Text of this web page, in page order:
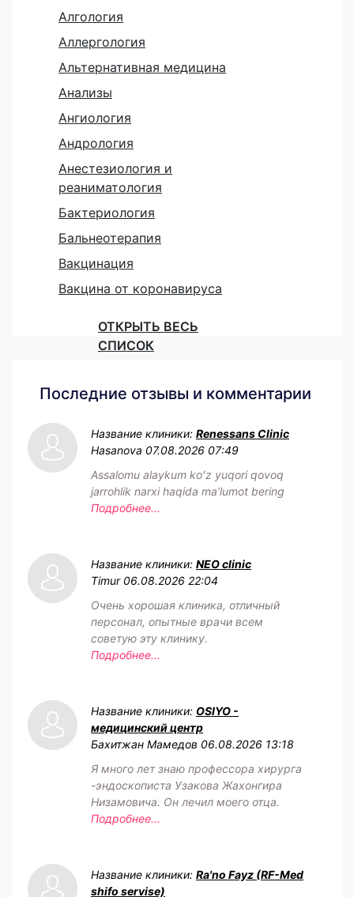
Алгология
Аллергология
Альтернативная медицина
Анализы
Ангиология
Андрология
Анестезиология и
реаниматология
Бактериология
Бальнеотерапия
Вакцинация
Вакцина от коронавируса
ОТКРЫТЬ ВЕСЬ
СПИСОК
Последние отзывы и комментарии
Название клиники: Renessans Clinic
Hasanova 07.08.2026 07:49
Assalomu alaykum koʻz yuqori qovoq
jarrohlik narxi haqida maʼlumot bering
Подробнее...
Название клиники: NEO clinic
Timur 06.08.2026 22:04
Очень хорошая клиника, отличный
персонал, опытные врачи всем
советую эту клинику.
Подробнее...
Название клиники: OSIYO -
медицинский центр
Бахитжан Мамедов 06.08.2026 13:18
Я много лет знаю профессора хирурга
-эндоскописта Узакова Жахонгира
Низамовича. Он лечил моего отца.
Подробнее...
Название клиники: Ra'no Fayz (RF-Med
shifo servise)